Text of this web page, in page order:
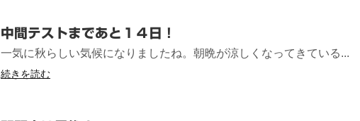
中間テストまであと１４日！
一気に秋らしい気候になりましたね。朝晩が涼しくなってきている...
続きを読む